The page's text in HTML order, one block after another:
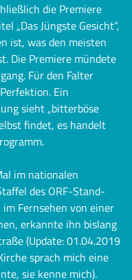
die Premiere
„Das Jüngste Gesicht“,
ist, was den meisten
Die Premiere mündete
Für den Falter
Ein
sieht „bitterböse
findet, es handelt
im nationalen
des ORF-Stand-
Fernsehen von einer
erkannte ihn bislang
(Update: 01.04.2019
sprach mich eine
sie kenne mich).